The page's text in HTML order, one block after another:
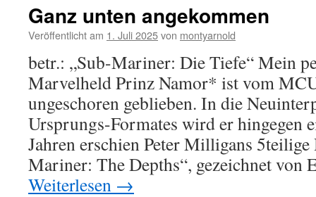
Ganz unten angekommen
Veröffentlicht am 1. Juli 2025von montyarnold
betr.: „Sub-Mariner: Die Tiefe“ Mein
Marvelheld Prinz Namor* ist vom
ungeschoren geblieben. In die
Ursprungs-Formates wird er hingegen
Jahren erschien Peter Milligans
Mariner: The Depths“, gezeichnet
Weiterlesen →